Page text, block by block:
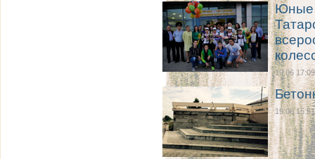
Юные
19.06 17:09
19.06 15:51